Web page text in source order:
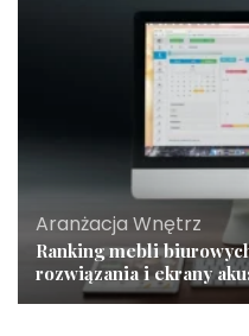
Aranżacja Wnętrz
Ranking mebli
rozwiązania i ekrany